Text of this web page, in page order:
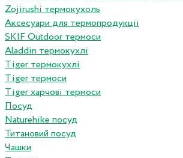
Zojirushi термокухоль
Аксесуари для термопродукціі
SKIF Outdoor термоси
Aladdin термокухлі
Tiger термокухлі
Tiger термоси
Tiger харчові термоси
Посуд
Naturehike посуд
Титановий посуд
Чашки